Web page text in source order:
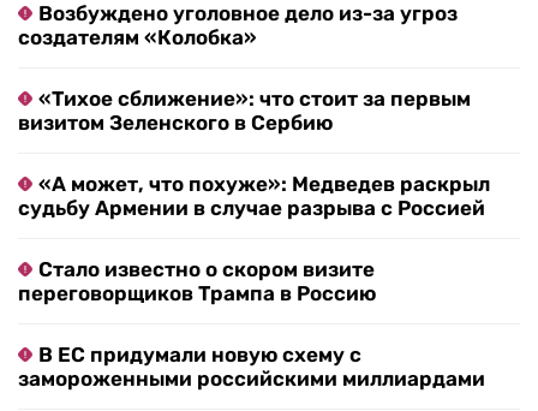
Возбуждено уголовное дело из-за угроз
создателям «Колобка»
«Тихое сближение»: что стоит за первым
визитом Зеленского в Сербию
«А может, что похуже»: Медведев раскрыл
судьбу Армении в случае разрыва с Россией
Стало известно о скором визите
переговорщиков Трампа в Россию
В ЕС придумали новую схему с
замороженными российскими миллиардами